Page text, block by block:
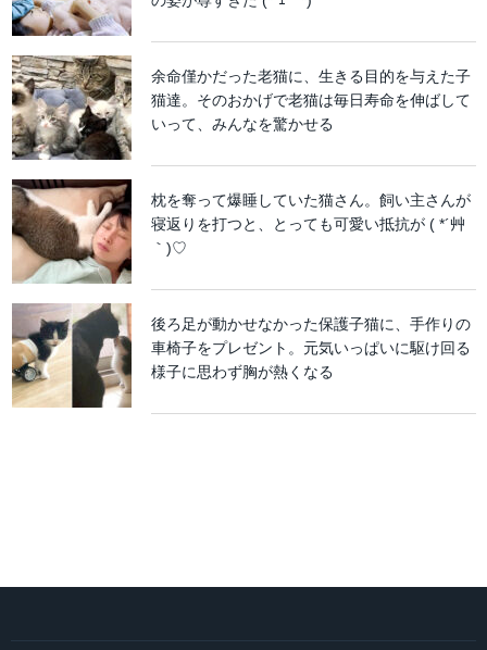
余命僅かだった老猫に、生きる目的を与えた子
猫達。そのおかげで老猫は毎日寿命を伸ばして
いって、みんなを驚かせる
枕を奪って爆睡していた猫さん。飼い主さんが
寝返りを打つと、とっても可愛い抵抗が ( *´艸
｀)♡
後ろ足が動かせなかった保護子猫に、手作りの
車椅子をプレゼント。元気いっぱいに駆け回る
様子に思わず胸が熱くなる